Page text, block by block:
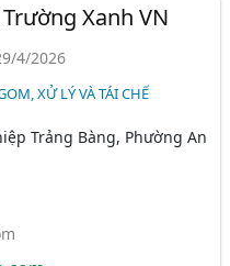
Xanh VN
4/2026
XỬ LÝ VÀ TÁI CHẾ
Trảng Bàng, Phường An